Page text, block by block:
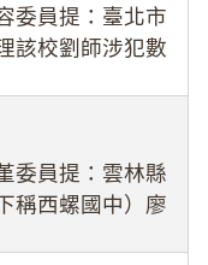
委員提：臺北市
該校劉師涉犯數
不僅首份調查報
委員提：雲林縣
稱西螺國中）廖